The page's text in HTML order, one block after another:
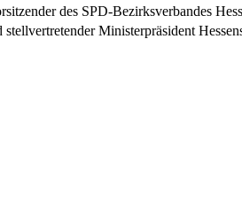
des SPD-Bezirksverbandes
Ministerpräsident